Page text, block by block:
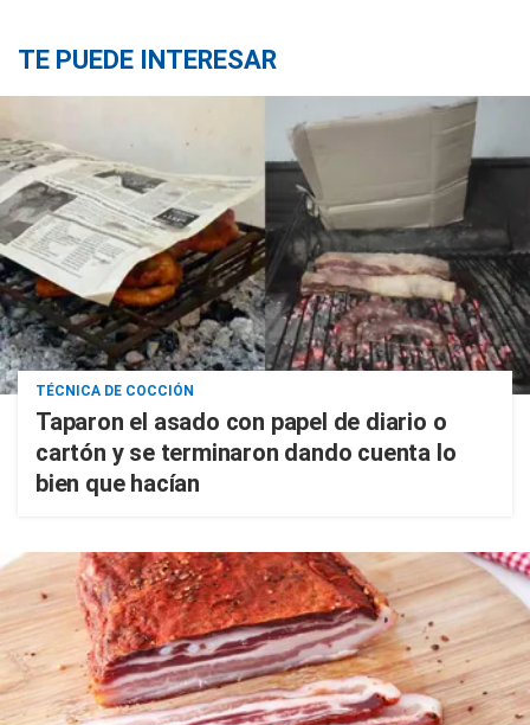
TE PUEDE INTERESAR
TÉCNICA DE COCCIÓN
Taparon el asado con papel de diario o
cartón y se terminaron dando cuenta lo
bien que hacían